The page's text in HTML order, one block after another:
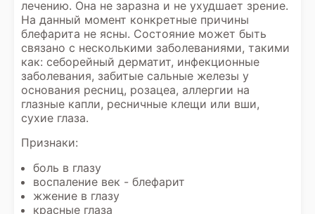
лечению. Она не заразна и не ухудшает зрение.
На данный момент конкретные причины
блефарита не ясны. Состояние может быть
связано с несколькими заболеваниями, такими
как: себорейный дерматит, инфекционные
заболевания, забитые сальные железы у
основания ресниц, розацеа, аллергии на
глазные капли, ресничные клещи или вши,
сухие глаза.
Признаки:
боль в глазу
воспаление век - блефарит
жжение в глазу
красные глаза